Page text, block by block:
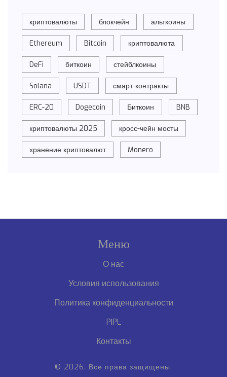
криптовалюты блокчейн альткоины
Ethereum Bitcoin криптовалюта
DeFi биткоин стейблкоины
Solana USDT смарт-контракты
ERC-20 Dogecoin Биткоин BNB
криптовалюты 2025 кросс-чейн мосты
хранение криптовалют Monero
Меню
О нас
Условия использования
Политика конфиденциальности
PIPL
Контакты
© 2026. Все права защищены.